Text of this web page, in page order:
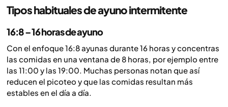
Tipos habituales de ayuno intermitente
16:8 – 16 horas de ayuno
Con el enfoque 16:8 ayunas durante 16 horas y concentras
las comidas en una ventana de 8 horas, por ejemplo entre
las 11:00 y las 19:00. Muchas personas notan que así
reducen el picoteo y que las comidas resultan más
estables en el día a día.